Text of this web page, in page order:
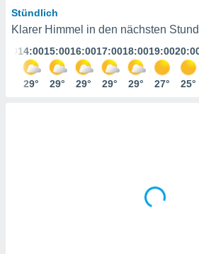
zu
Ihnen
zur
stellen.
AKZEPTIEREN
FORTFAHREN
EINSTELLUNGEN
Stündlich
Klarer Himmel in den nächsten
14:00
29°
15:00
29°
16:00
29°
17:00
29°
18:00
29°
19:00
27° 25°